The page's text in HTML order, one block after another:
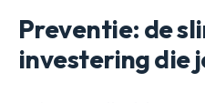
Preventie: de
investering die